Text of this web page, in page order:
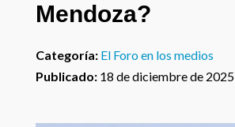
Mendoza?
Categoría: El Foro en los medios
Publicado:18 de diciembre de 2025